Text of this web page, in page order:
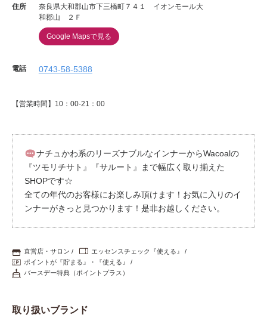
公式アプリ
ニュース＆トピックス
SNSアカウント一覧
プレゼント・キャンペーン
お問い合わせ
住所
奈良県大和郡山市下三橋町７４１ イオンモール大
和郡山 ２Ｆ
Google Mapsで見る
電話 0743-58-5388
【営業時間】10：00-21：00
ナチュかわ系のリーズナブルなインナーからWacoalの
『ツモリチサト』『サルート』まで幅広く取り揃えた
SHOPです☆
全ての年代のお客様にお楽しみ頂けます！お気に入りのイ
ンナーがきっと見つかります！是非お越しください。
直営店・サロン
エッセンスチェック『使える』
ポイントが『貯まる』・『使える』
バースデー特典（ポイントプラス）
取り扱いブランド